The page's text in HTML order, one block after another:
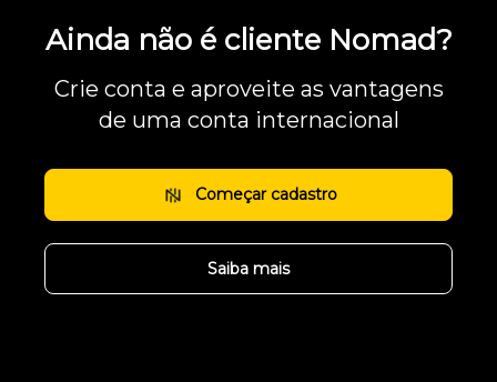
Ainda não é cliente Nomad?
Crie conta e aproveite as vantagens
de uma conta internacional
Começar cadastro
Saiba mais